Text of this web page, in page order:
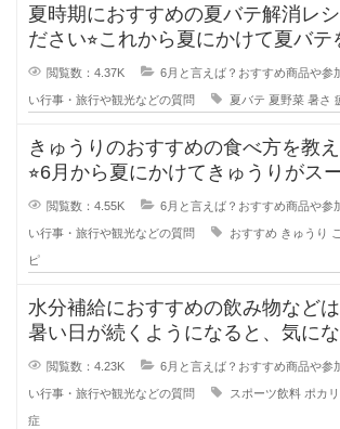
夏時期におすすめの夏バテ解消レ
ださい⭐︎これから夏にかけて夏バテ
人も増えてきます
閲覧数：4.37K 6月と言えば？おすすめ商品や参
い行事・旅行や観光などの質問 夏バテ 夏野菜 暑さ
きゅうりのおすすめの食べ方を教
⭐︎6月から夏にかけてきゅうりがス
くなり、食卓に出て
閲覧数：4.55K 6月と言えば？おすすめ商品や参
い行事・旅行や観光などの質問 おすすめ きゅうり
ピ
水分補給におすすめの飲み物など
暑い日が続くようになると、気に
対策の水分補給ですよね。
閲覧数：4.23K 6月と言えば？おすすめ商品や参
い行事・旅行や観光などの質問 スポーツ飲料 ポカリ
症